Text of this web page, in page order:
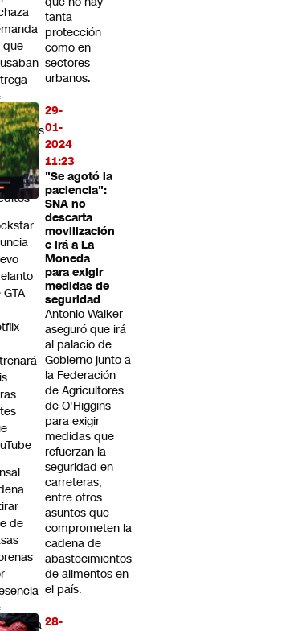
tanta
protección
como en
sectores
urbanos.
29-
01-
2024
11:23
"Se agotó la
paciencia":
SNA no
descarta
movilización
e irá a La
Moneda
para exigir
medidas de
seguridad
Antonio Walker
aseguró que irá
al palacio de
Gobierno junto a
la Federación
de Agricultores
de O'Higgins
para exigir
medidas que
refuerzan la
seguridad en
carreteras,
entre otros
asuntos que
comprometen la
cadena de
abastecimientos
de alimentos en
el país.
28-
que
de